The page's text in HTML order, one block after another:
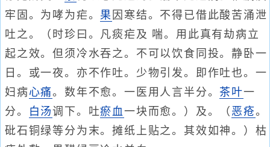
牢固。为哮为疟。 果 因寒结。不得已借此酸苦涌泄
吐之。（时珍曰。凡痰疟及 喘。用此真有劫病立
起之效。但须冷水吞之。不可以饮食同投。静卧一
日。或一夜。亦不作吐。少物引发。即作吐也。一
妇病心痛。数年不愈。一医用人言半分。 茶叶一
分。
白汤调下。吐瘀血一块而愈。）及。（ 恶疮。
砒石铜绿等分为末。摊纸上贴之。其效如神。）枯